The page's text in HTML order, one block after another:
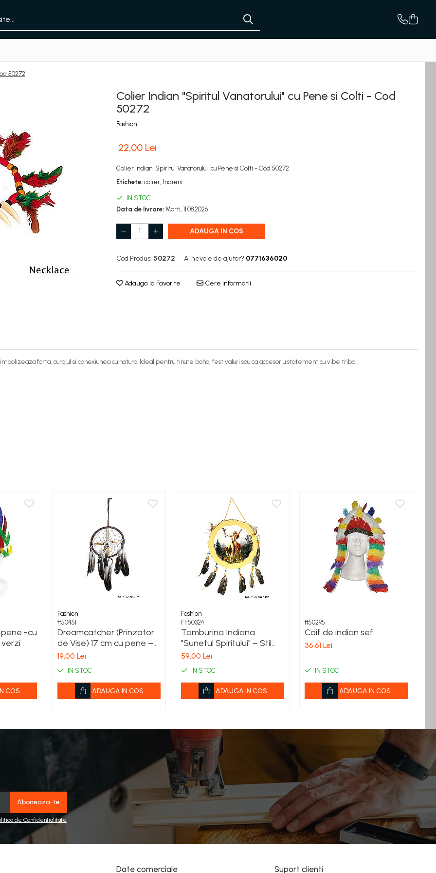
50272
Colier Indian "Spiritul Vanatorului" cu Pene si Colti - Cod
50272
Fashion
22,00 Lei
Colier Indian "Spiritul Vanatorului" cu Pene si Colti - Cod 50272
Etichete: colier, Indieni
IN STOC
Data de livrare: Marti, 11.08.2026
ADAUGA IN COS
Cod Produs: 50272 Ai nevoie de ajutor? 0771636020
Adauga la Favorite Cere informatii
forta, curajul si conexiunea cu natura. Ideal pentru tinute boho, festivaluri sau ca accesoriu statement cu vibe tribal.
-cu
COS
Fashion
ff50451
Dreamcatcher (Prinzator
de Vise) 17 cm cu pene –
decor boho protector,
19,00 Lei
IN STOC
ADAUGA IN COS
Fashion
FF50324
Tamburina Indiana
"Sunetul Spiritului" – Stil
Tribal Autentic
59,00 Lei
IN STOC
ADAUGA IN COS
ff50295
Coif de indian sef
36,61 Lei
IN STOC
ADAUGA IN COS
de Confidentialitate
Date comerciale Suport clienti